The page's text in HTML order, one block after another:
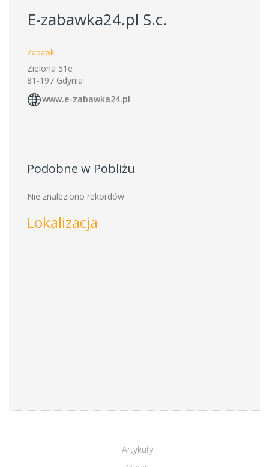
E-zabawka24.pl S.c.
Zabawki
Zielona 51e
81-197 Gdynia
www.e-zabawka24.pl
Podobne w Pobliżu
Nie znaleziono rekordów
Lokalizacja
Artykuły